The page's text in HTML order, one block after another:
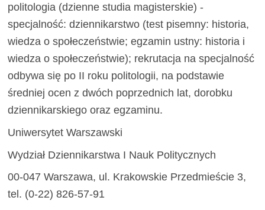
politologia (dzienne studia magisterskie) -
specjalność: dziennikarstwo (test pisemny: historia,
wiedza o społeczeństwie; egzamin ustny: historia i
wiedza o społeczeństwie); rekrutacja na specjalność
odbywa się po II roku politologii, na podstawie
średniej ocen z dwóch poprzednich lat, dorobku
dziennikarskiego oraz egzaminu.
Uniwersytet Warszawski
Wydział Dziennikarstwa I Nauk Politycznych
00-047 Warszawa, ul. Krakowskie Przedmieście 3,
tel. (0-22) 826-57-91